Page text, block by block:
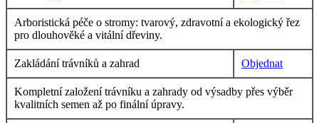
Arboristická péče o stromy: tvarový, zdravotní a ekologický řez
pro dlouhověké a vitální dřeviny.
Zakládání trávníků a zahrad Objednat
Kompletní založení trávníku a zahrady od výsadby přes výběr
kvalitních semen až po finální úpravy.